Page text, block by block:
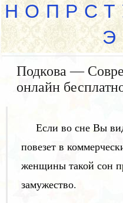
Н О П Р С Т
Э
Подкова —
онлайн
Если во сне Вы
повезет в
женщины такой сон
замужество.